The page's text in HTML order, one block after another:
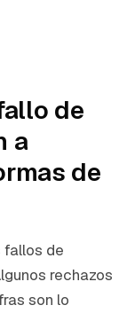
de
a
de
fallos de
rechazos
son lo